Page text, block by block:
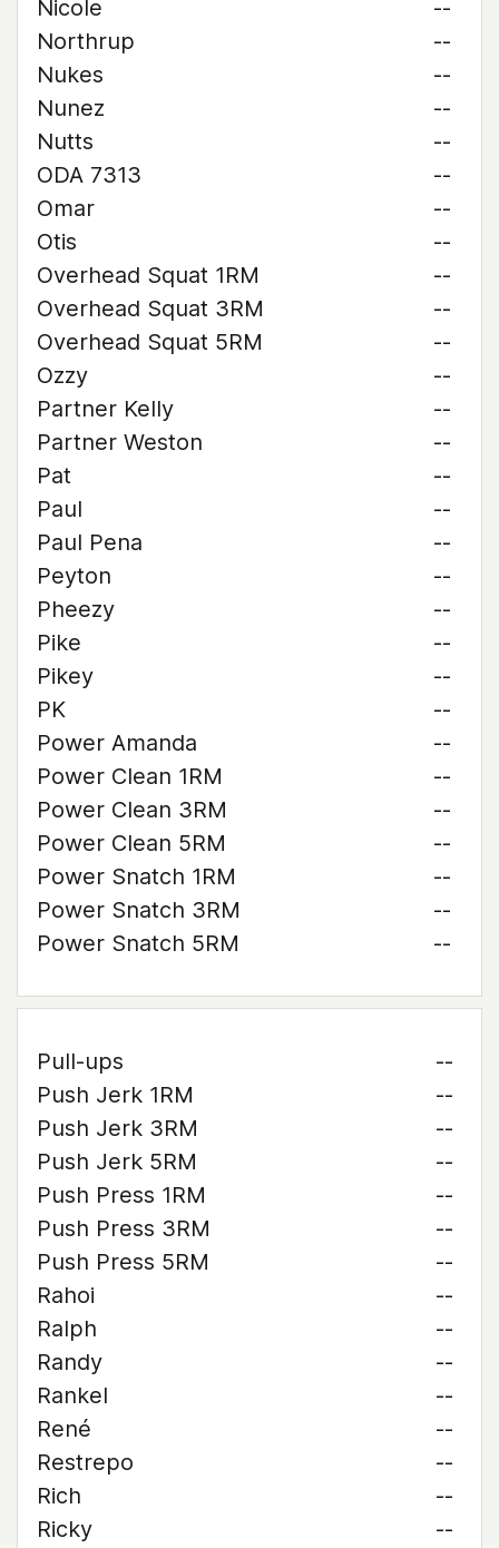
Nicole
--
Northrup
--
Nukes
--
Nunez
--
Nutts
--
ODA 7313
--
Omar
--
Otis
--
Overhead Squat 1RM
--
Overhead Squat 3RM
--
Overhead Squat 5RM
--
Ozzy
--
Partner Kelly
--
Partner Weston
--
Pat
--
Paul
--
Paul Pena
--
Peyton
--
Pheezy
--
Pike
--
Pikey
--
PK
--
Power Amanda
--
Power Clean 1RM
--
Power Clean 3RM
--
Power Clean 5RM
--
Power Snatch 1RM
--
Power Snatch 3RM
--
Power Snatch 5RM
--
Pull-ups
--
Push Jerk 1RM
--
Push Jerk 3RM
--
Push Jerk 5RM
--
Push Press 1RM
--
Push Press 3RM
--
Push Press 5RM
--
Rahoi
--
Ralph
--
Randy
--
Rankel
--
René
--
Restrepo
--
Rich
--
Ricky
--